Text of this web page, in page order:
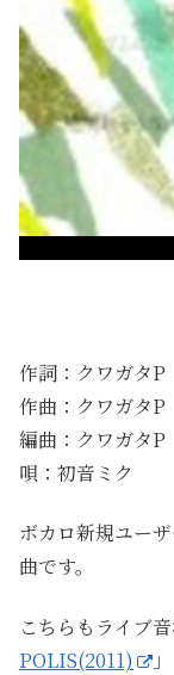
作詞：クワガタP
作曲：クワガタP
編曲：クワガタP
唄：初音ミク
ボカロ新規ユー
曲です。
こちらもライブ
POLIS(2011)